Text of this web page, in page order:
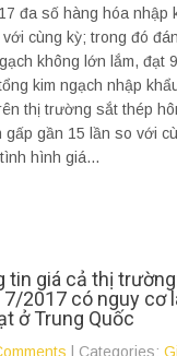
đa số hàng hóa nhập
cùng kỳ; trong đó
không lớn lắm, đạt
kim ngạch nhập
thị trường sắt thép
gấp gần 15 lần so với
hình giá...
tin giá cả thị
2017 có nguy cơ
ở Trung Quốc
| Categories: